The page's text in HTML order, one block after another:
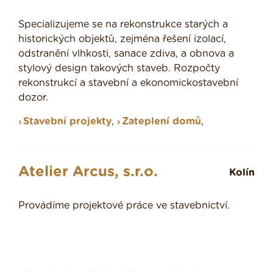
Specializujeme se na rekonstrukce starých a
historických objektů, zejména řešení izolací,
odstranění vlhkosti, sanace zdiva, a obnova a
stylový design takových staveb. Rozpočty
rekonstrukcí a stavební a ekonomickostavební
dozor.
Stavební projekty, Zateplení domů,
Atelier Arcus, s.r.o. Kolín
Provádíme projektové práce ve stavebnictví.